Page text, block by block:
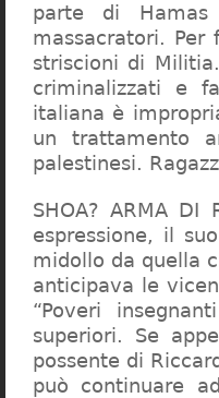
parte di
massacratori. Per
striscioni di
criminalizzati e
italiana è
un trattamento
palestinesi.
SHOA? ARMA
espressione, il
midollo da quella
anticipava le
“Poveri
superiori. Se
possente di
può continuare